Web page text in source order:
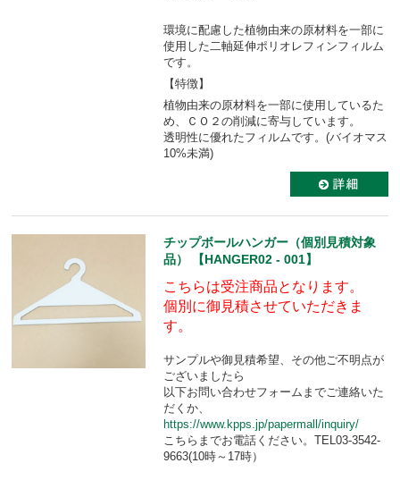
環境に配慮した植物由来の原材料を一部に
使用した二軸延伸ポリオレフィンフィルム
です。
【特徴】
植物由来の原材料を一部に使用しているた
め、ＣＯ２の削減に寄与しています。
透明性に優れたフィルムです。(バイオマス
10%未満)
チップボールハンガー（個別見積対象
品） 【HANGER02 - 001】
こちらは受注商品となります。
個別に御見積させていただきま
す。
サンプルや御見積希望、その他ご不明点が
ございましたら
以下お問い合わせフォームまでご連絡いた
だくか、
https://www.kpps.jp/papermall/inquiry/
こちらまでお電話ください。TEL03-3542-
9663(10時～17時）